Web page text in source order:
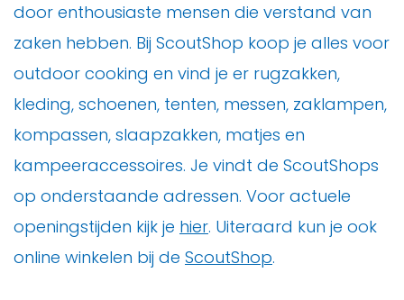
door enthousiaste mensen die verstand van
zaken hebben. Bij ScoutShop koop je alles voor
outdoor cooking en vind je er rugzakken,
kleding, schoenen, tenten, messen, zaklampen,
kompassen, slaapzakken, matjes en
kampeeraccessoires. Je vindt de ScoutShops
op onderstaande adressen. Voor actuele
openingstijden kijk je hier. Uiteraard kun je ook
online winkelen bij de ScoutShop.